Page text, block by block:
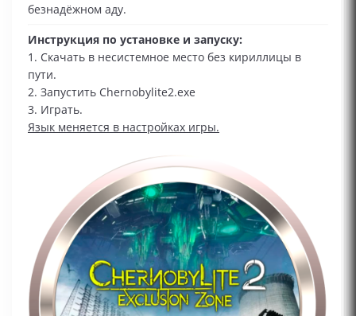
безнадёжном аду.
Инструкция по установке и запуску:
1. Скачать в несистемное место без кириллицы в
пути.
2. Запустить Chernobylite2.exe
3. Играть.
Язык меняется в настройках игры.